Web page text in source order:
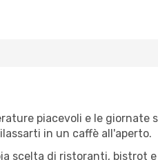
piacevoli e le giornate
in un caffè all'aperto.
scelta di ristoranti, bistrot